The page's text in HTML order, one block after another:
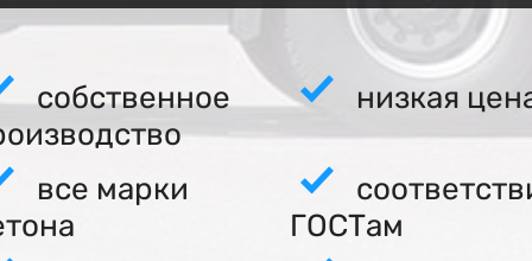
собственное
низкая
все марки
ГОСТам